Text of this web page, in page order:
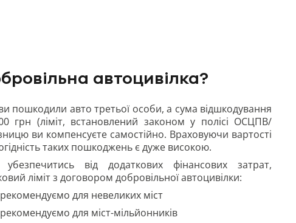
автоцивілка?
пошкодили авто третьої особи, а сума відшкодування
грн (ліміт, встановлений законом у полісі ОСЦПВ/
ви компенсуєте самостійно. Враховуючи вартості
таких пошкоджень є дуже високою.
від додаткових фінансових затрат,
ліміт з договором добровільної автоцивілки:
для невеликих міст
для міст-мільйонників